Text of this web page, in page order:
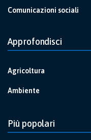
Comunicazioni sociali
Approfondisci
Agricoltura
Ambiente
Più popolari